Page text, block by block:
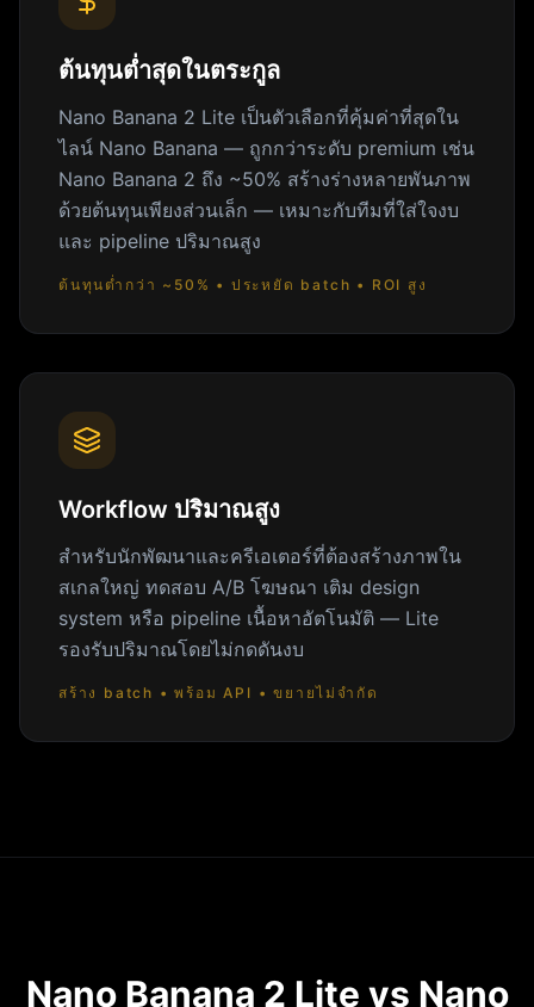
ต้นทุนต่ำสุดในตระกูล
Nano Banana 2 Lite เป็นตัวเลือกที่คุ้มค่าที่สุดใน
ไลน์ Nano Banana — ถูกกว่าระดับ premium เช่น
Nano Banana 2 ถึง ~50% สร้างร่างหลายพันภาพ
ด้วยต้นทุนเพียงส่วนเล็ก — เหมาะกับทีมที่ใส่ใจงบ
และ pipeline ปริมาณสูง
ต้นทุนต่ำกว่า ~50% • ประหยัด batch • ROI สูง
Workflow ปริมาณสูง
สำหรับนักพัฒนาและครีเอเตอร์ที่ต้องสร้างภาพใน
สเกลใหญ่ ทดสอบ A/B โฆษณา เติม design
system หรือ pipeline เนื้อหาอัตโนมัติ — Lite
รองรับปริมาณโดยไม่กดดันงบ
สร้าง batch • พร้อม API • ขยายไม่จำกัด
Nano Banana 2 Lite vs Nano